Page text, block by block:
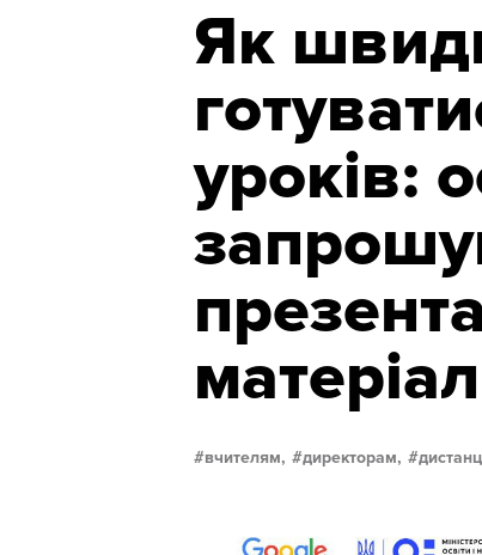
Як
уроків:
вчителям, директорам,